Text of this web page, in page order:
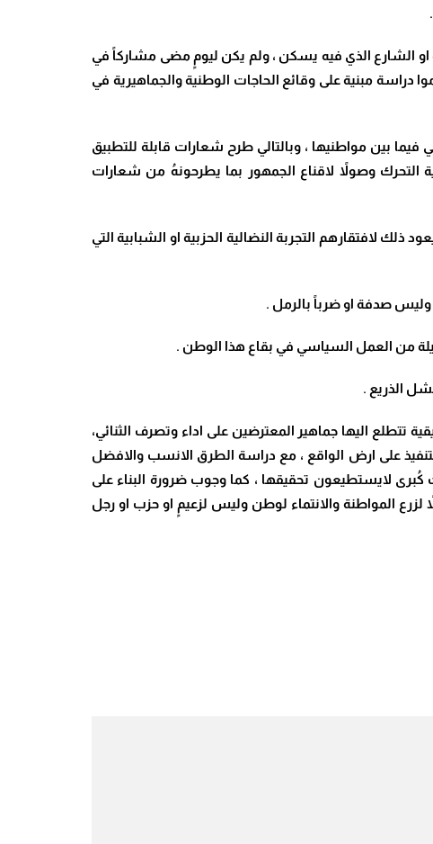
او الشارع الذي فيه يسكن ، ولم يكن ليومٍ مضى مشاركاً في
مبنية على وقائع الحاجات الوطنية والجماهيرية في
بين مواطنيها ، وبالتالي طرح شعارات قابلة للتطبيق
وصولاً لاقناع الجمهور بما يطرحونهُ من شعارات
ذلك لافتقارهم التجربة النضالية الحزبية او الشبابية التي
صدفة او ضرباً بالرمل .
من العمل السياسي في بقاع هذا الوطن .
الذريع .
تتطلع اليها جماهير المعترضين على اداء وتصرف الثنائي،
على ارض الواقع ، مع دراسة الطرق الانسب والافضل
لايستطيعون تحقيقها ، كما وجوب ضرورة البناء على
المواطنة والانتماء لوطن وليس لزعيمٍ او حزب او رجل